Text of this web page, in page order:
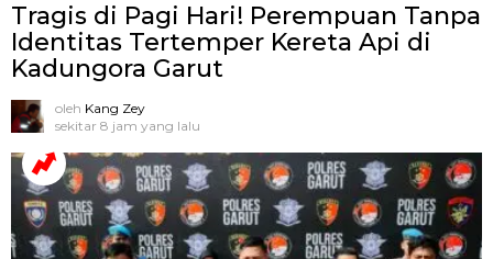
Tragis di Pagi Hari! Perempuan Tanpa
Identitas Tertemper Kereta Api di
Kadungora Garut
oleh Kang Zey
sekitar 8 jam yang lalu